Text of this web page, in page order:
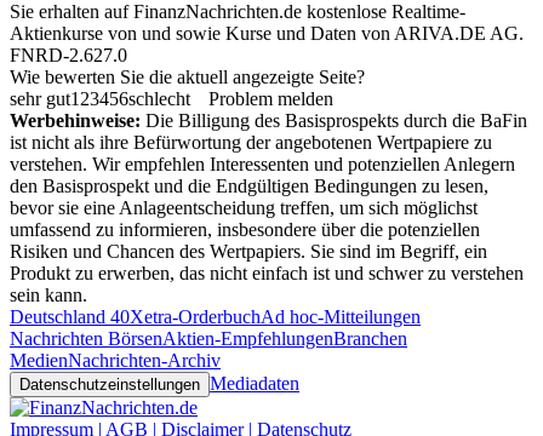
Sie erhalten auf FinanzNachrichten.de kostenlose Realtime-
Aktienkurse von und sowie Kurse und Daten von ARIVA.DE AG.
FNRD-2.627.0
Wie bewerten Sie die aktuell angezeigte Seite?
sehr gut1 23456schlecht
Problem melden
Werbehinweise: Die Billigung des Basisprospekts durch die BaFin
ist nicht als ihre Befürwortung der angebotenen Wertpapiere zu
verstehen. Wir empfehlen Interessenten und potenziellen Anlegern
den Basisprospekt und die Endgültigen Bedingungen zu lesen,
bevor sie eine Anlageentscheidung treffen, um sich möglichst
umfassend zu informieren, insbesondere über die potenziellen
Risiken und Chancen des Wertpapiers. Sie sind im Begriff, ein
Produkt zu erwerben, das nicht einfach ist und schwer zu verstehen
sein kann.
Deutschland 40Xetra-OrderbuchAd hoc-Mitteilungen
Nachrichten BörsenAktien-EmpfehlungenBranchen
MedienNachrichten-Archiv
Datenschutzeinstellungen Mediadaten
Impressum | AGB | Disclaimer | Datenschutz